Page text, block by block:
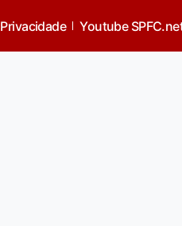
Privacidade Youtube